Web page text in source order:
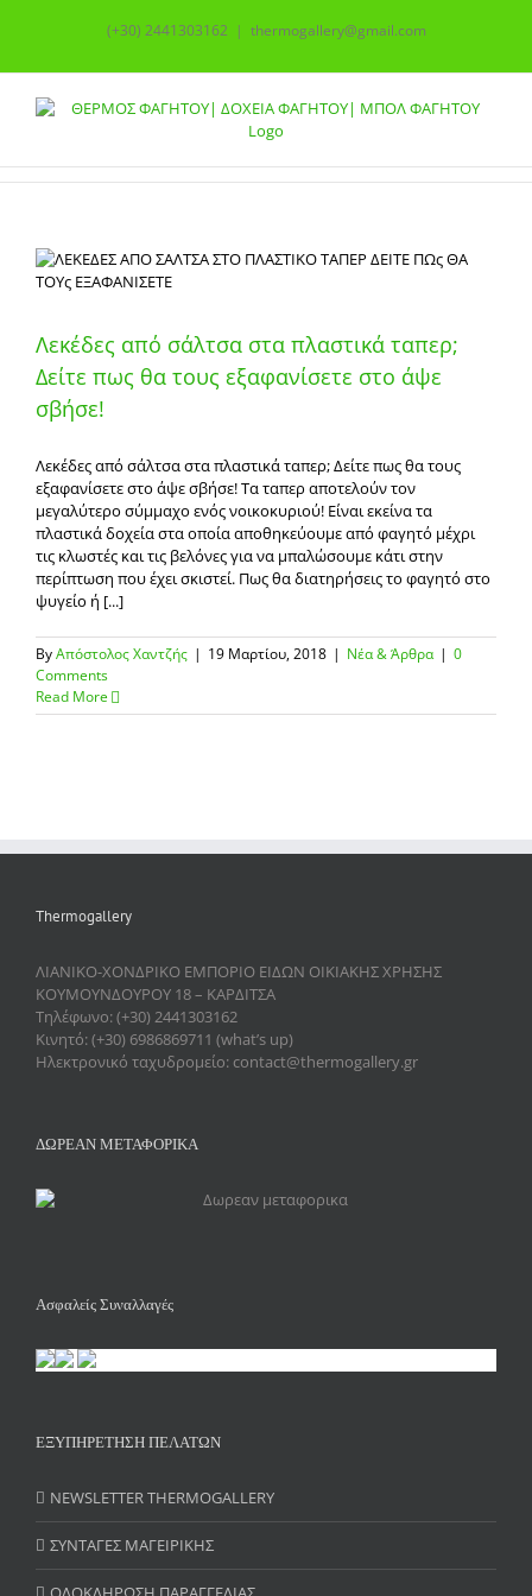
(+30) 2441303162 | thermogallery@gmail.com
Λεκέδες από σάλτσα στα πλαστικά ταπερ;
Δείτε πως θα τους εξαφανίσετε στο άψε
σβήσε!
Λεκέδες από σάλτσα στα πλαστικά ταπερ; Δείτε πως θα τους
εξαφανίσετε στο άψε σβήσε! Τα ταπερ αποτελούν τον
μεγαλύτερο σύμμαχο ενός νοικοκυριού! Είναι εκείνα τα
πλαστικά δοχεία στα οποία αποθηκεύουμε από φαγητό μέχρι
τις κλωστές και τις βελόνες για να μπαλώσουμε κάτι στην
περίπτωση που έχει σκιστεί. Πως θα διατηρήσεις το φαγητό στο
ψυγείο ή [...]
ByΑπόστολος Χαντζής | 19 Μαρτίου, 2018 | Νέα & Άρθρα | 0
Comments
Read More
Thermogallery
ΛΙΑΝΙΚΟ-ΧΟΝΔΡΙΚΟ ΕΜΠΟΡΙΟ ΕΙΔΩΝ ΟΙΚΙΑΚΗΣ ΧΡΗΣΗΣ
ΚΟΥΜΟΥΝΔΟΥΡΟΥ 18 – ΚΑΡΔΙΤΣΑ
Τηλέφωνο: (+30) 2441303162
Κινητό: (+30) 6986869711 (what’s up)
Ηλεκτρονικό ταχυδρομείο: contact@thermogallery.gr
ΔΩΡΕΑΝ ΜΕΤΑΦΟΡΙΚΑ
Ασφαλείς Συναλλαγές
ΕΞΥΠΗΡΕΤΗΣΗ ΠΕΛΑΤΩΝ
NEWSLETTER THERMOGALLERY
ΣΥΝΤΑΓΕΣ ΜΑΓΕΙΡΙΚΗΣ